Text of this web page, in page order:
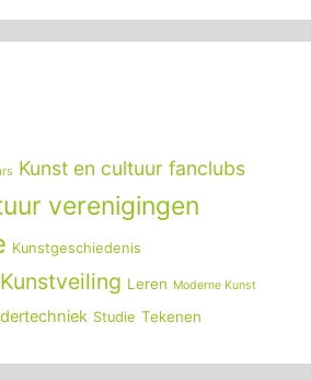
Kunst en cultuur fanclubs
verenigingen
Kunstgeschiedenis
Kunstveiling Leren Moderne Kunst
Studie Tekenen